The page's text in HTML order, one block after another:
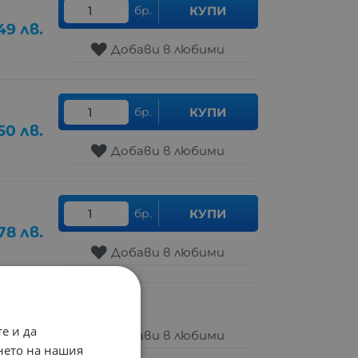
лв.
бр. КУПИ
Добави в любими
лв.
бр. КУПИ
Добави в любими
лв.
бр. КУПИ
Добави в любими
Добави в любими
и да
на нашия